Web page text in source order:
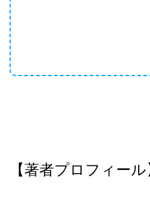
【著者プロフィール